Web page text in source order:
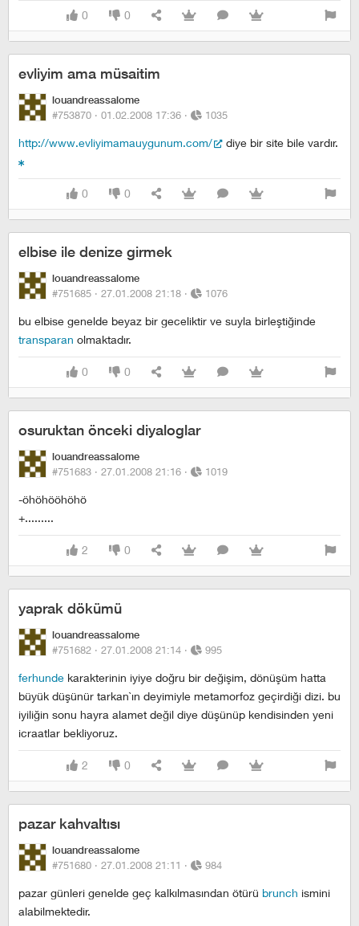
0 0
evliyim ama müsaitim
louandreassalome
#753870 · 01.02.2008 17:36 · 1035
http://www.evliyimamauygunum.com/ diye bir site bile vardır.
0 0
elbise ile denize girmek
louandreassalome
#751685 · 27.01.2008 21:18 · 1076
bu elbise genelde beyaz bir geceliktir ve suyla birleştiğinde
transparan olmaktadır.
0 0
osuruktan önceki diyaloglar
louandreassalome
#751683 · 27.01.2008 21:16 · 1019
-öhöhööhöhö
+.........
2 0
yaprak dökümü
louandreassalome
#751682 · 27.01.2008 21:14 · 995
ferhunde karakterinin iyiye doğru bir değişim, dönüşüm hatta
büyük düşünür tarkan`ın deyimiyle metamorfoz geçirdiği dizi. bu
iyiliğin sonu hayra alamet değil diye düşünüp kendisinden yeni
icraatlar bekliyoruz.
2 0
pazar kahvaltısı
louandreassalome
#751680 · 27.01.2008 21:11 · 984
pazar günleri genelde geç kalkılmasından ötürü brunch ismini
alabilmektedir.